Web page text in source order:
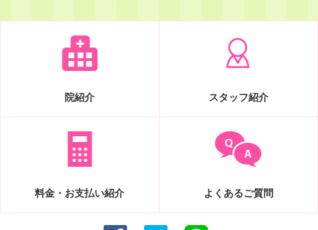
院紹介 スタッフ紹介
料金・お支払い紹介 よくあるご質問